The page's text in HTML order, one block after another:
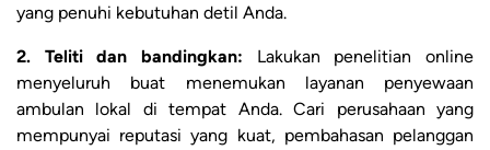
yang penuhi kebutuhan detil Anda.
2. Teliti dan bandingkan: Lakukan penelitian online
menyeluruh buat menemukan layanan penyewaan
ambulan lokal di tempat Anda. Cari perusahaan yang
mempunyai reputasi yang kuat, pembahasan pelanggan